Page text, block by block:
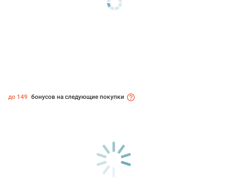
до 149 бонусов на следующие покупки